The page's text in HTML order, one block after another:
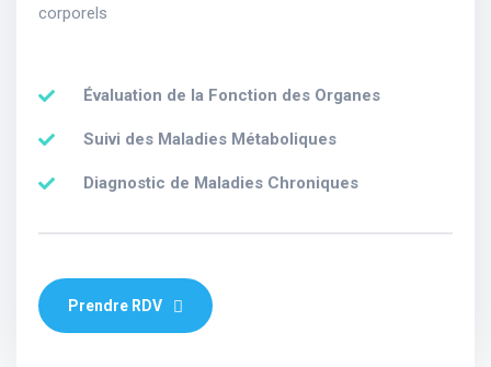
corporels
Évaluation de la Fonction des Organes
Suivi des Maladies Métaboliques
Diagnostic de Maladies Chroniques
Prendre RDV